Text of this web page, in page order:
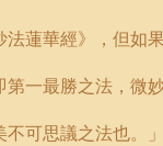
法蓮華經》，但
一最勝之法，微
不可思議之法也。